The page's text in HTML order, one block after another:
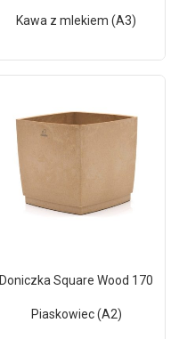
Kawa z mlekiem (A3)
Doniczka Square Wood 170
Piaskowiec (A2)